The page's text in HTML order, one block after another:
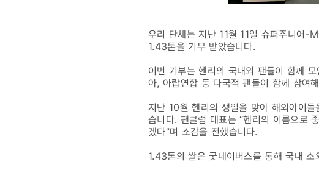
우리 단체는 지난 11월 11일 슈퍼주니어-
1.43톤을 기부 받았습니다.
이번 기부는 헨리의 국내외 팬들이 함께
아, 아랍연합 등 다국적 팬들이 함께 참여
지난 10월 헨리의 생일을 맞아 해외아이
습니다. 팬클럽 대표는 “헨리의 이름으로
겠다”며 소감을 전했습니다.
1.43톤의 쌀은 굿네이버스를 통해 국내